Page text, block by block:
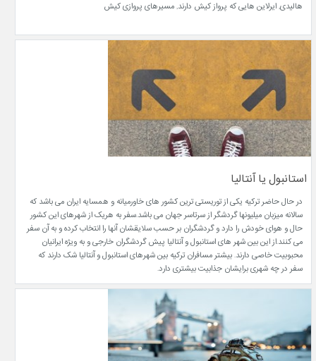
هالیدی, ایرلاین هایی که پرواز کیش دارند, مسیرهای پروازی کیش
استانبول یا آنتالیا
در حال حاضر ترکیه یکی از توریستی ترین کشور های خاورمیانه و همسایه ایران می باشد که
سالانه میزبان میلیونها گردشگر از سرتاسر جهان می باشد.سفر به هریک از شهرهای این کشور
حال و هوای خودش را دارد و گردشگران بر حسب سلایقشان آنها را انتخاب کرده و به آن سفر
می کنند.از این بین شهر های استانبول و آنتالیا پیش گردشگران خارجی و به ویژه ایرانیان
محبوبیت خاصی دارند. بیشتر مسافران ترکیه بین شهرهای استانبول و آنتالیا شک دارند که
سفر در چه شهری برایشان جذابیت بیشتری دارد.